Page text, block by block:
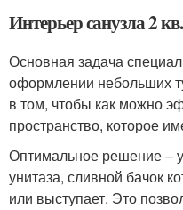
Интерьер санузла 2
Основная задача
оформлении небольших
в том, чтобы как можно
пространство, которое
Оптимальное решение –
унитаза, сливной бачок
или выступает. Это